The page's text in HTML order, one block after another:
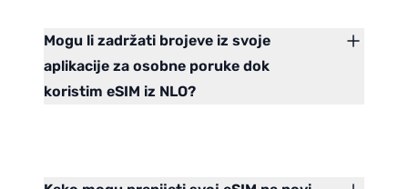
Mogu li zadržati brojeve iz svoje
aplikacije za osobne poruke dok
koristim eSIM iz NLO?